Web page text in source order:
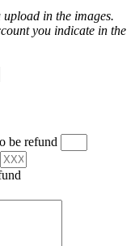
in the images.
you indicate in the
be refund